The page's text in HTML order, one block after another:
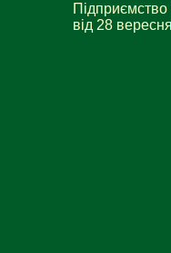
Підприємство
від 28